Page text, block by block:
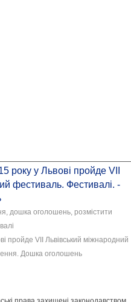
року у Львові пройде VII
фестиваль. Фестивалі. -
дошка оголошень, розмістити
пройде VII Львівський міжнародний
Дошка оголошень